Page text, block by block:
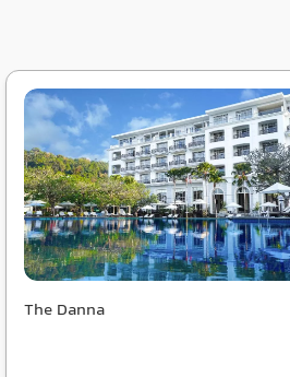
The Danna